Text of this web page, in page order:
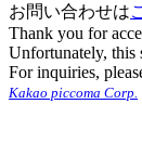
お問い合わせは
Thank you for
Unfortunately, this
For inquiries,
Kakao piccoma Corp.